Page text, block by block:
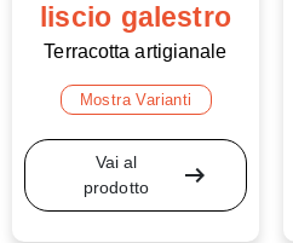
liscio galestro
Terracotta artigianale
Mostra Varianti
Vai al
prodotto
arrow_right_alt